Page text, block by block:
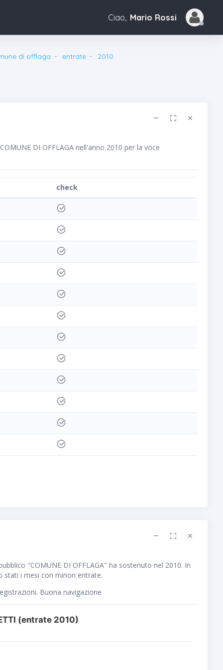
Ciao, Mario Rossi
di offlaga entrate 2010
DI OFFLAGA nell'anno 2010 per la voce
check
"COMUNE DI OFFLAGA" ha sostenuto nel 2010. In
stati i mesi con minori entrate.
Buona navigazione
(entrate 2010)